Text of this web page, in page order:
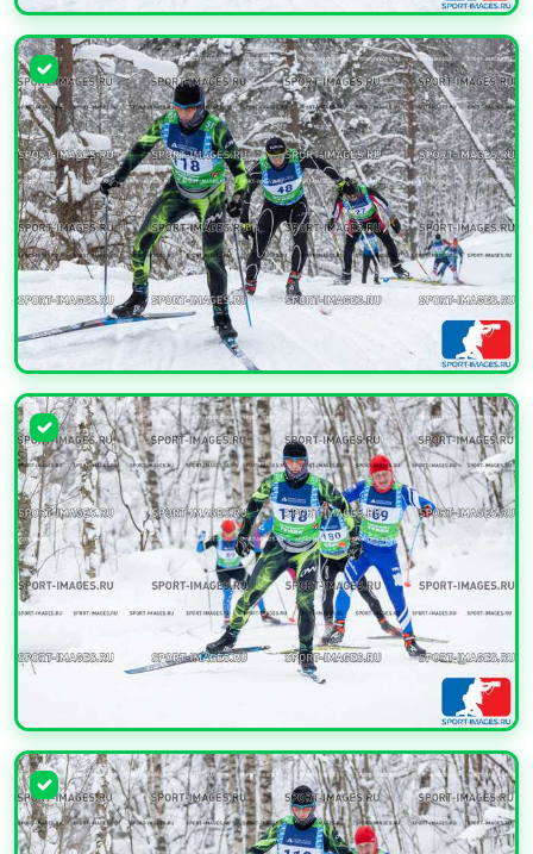
УВЕЛИЧИТЬ
УВЕЛИЧИТЬ
УВЕЛИЧИТЬ